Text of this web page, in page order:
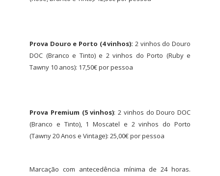
Prova Douro e Porto (4 vinhos): 2 vinhos do Douro
DOC (Branco e Tinto) e 2 vinhos do Porto (Ruby e
Tawny 10 anos): 17,50€ por pessoa
Prova Premium (5 vinhos): 2 vinhos do Douro DOC
(Branco e Tinto), 1 Moscatel e 2 vinhos do Porto
(Tawny 20 Anos e Vintage): 25,00€ por pessoa
Marcação com antecedência mínima de 24 horas.